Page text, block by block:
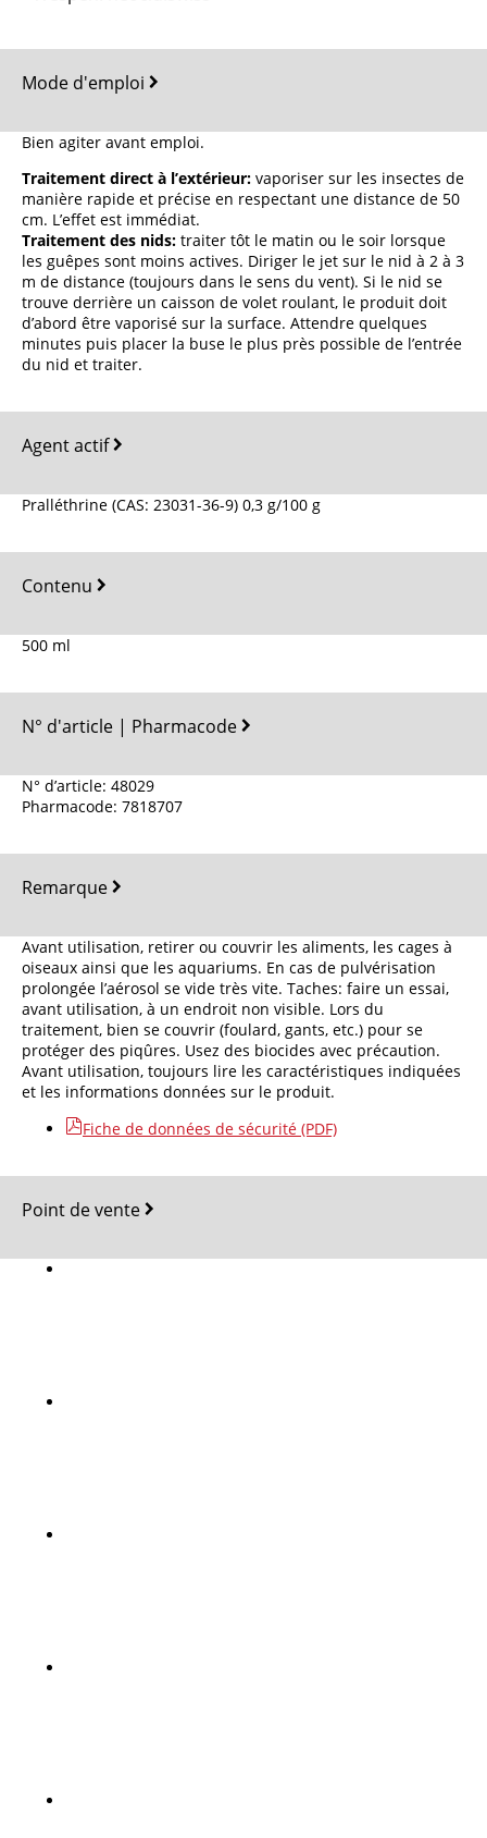
Mode d'emploi
Bien agiter avant emploi.
Traitement direct à l’extérieur: vaporiser sur les insectes de
manière rapide et précise en respectant une distance de 50
cm. L’effet est immédiat.
Traitement des nids: traiter tôt le matin ou le soir lorsque
les guêpes sont moins actives. Diriger le jet sur le nid à 2 à 3
m de distance (toujours dans le sens du vent). Si le nid se
trouve derrière un caisson de volet roulant, le produit doit
d’abord être vaporisé sur la surface. Attendre quelques
minutes puis placer la buse le plus près possible de l’entrée
du nid et traiter.
Agent actif
Pralléthrine (CAS: 23031-36-9) 0,3 g/100 g
Contenu
500 ml
N° d'article | Pharmacode
N° d’article: 48029
Pharmacode: 7818707
Remarque
Avant utilisation, retirer ou couvrir les aliments, les cages à
oiseaux ainsi que les aquariums. En cas de pulvérisation
prolongée l’aérosol se vide très vite. Taches: faire un essai,
avant utilisation, à un endroit non visible. Lors du
traitement, bien se couvrir (foulard, gants, etc.) pour se
protéger des piqûres. Usez des biocides avec précaution.
Avant utilisation, toujours lire les caractéristiques indiquées
et les informations données sur le produit.
Fiche de données de sécurité (PDF)
Point de vente